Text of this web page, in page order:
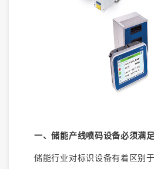
一、储能产线喷码设备必须满
储能行业对标识设备有着区别